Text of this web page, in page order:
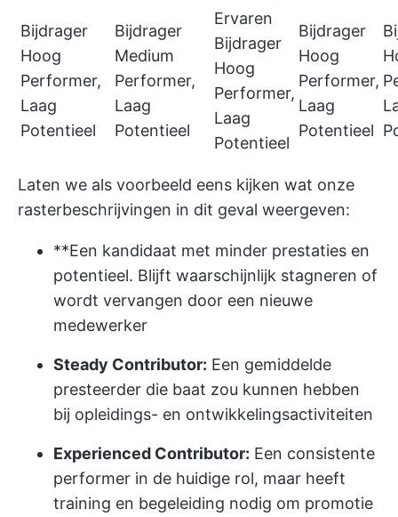
Bijdrager
Hoog
Performer,
Laag
Potentieel
Bijdrager
Medium
Performer,
Laag
Potentieel
Ervaren
Bijdrager
Hoog
Performer,
Laag
Potentieel
Bijdrager
Hoog
Performer,
Laag
Potentieel
Laten we als voorbeeld eens kijken wat onze
rasterbeschrijvingen in dit geval weergeven:
**Een kandidaat met minder prestaties en
potentieel. Blijft waarschijnlijk stagneren of
wordt vervangen door een nieuwe
medewerker
Steady Contributor: Een gemiddelde
presteerder die baat zou kunnen hebben
bij opleidings- en ontwikkelingsactiviteiten
Experienced Contributor: Een consistente
performer in de huidige rol, maar heeft
training en begeleiding nodig om promotie